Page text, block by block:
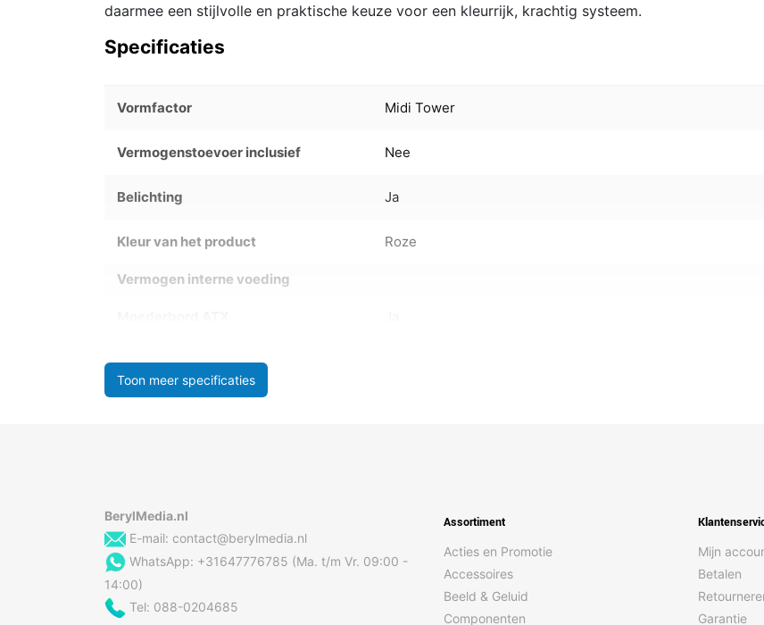
daarmee een stijlvolle en praktische keuze voor een kleurrijk, krachtig systeem.
Specificaties
Vormfactor Midi Tower
Vermogenstoevoer inclusief Nee
Belichting Ja
Kleur van het product Roze
Vermogen interne voeding
Toon meer specificaties
BerylMedia.nl
E-mail: contact@berylmedia.nl
WhatsApp: +31647776785 (Ma. t/m Vr. 09:00 -
14:00)
Tel: 088-0204685
Assortiment
Acties en Promotie
Accessoires
Beeld & Geluid
Componenten
Mijn
Betalen
Garantie